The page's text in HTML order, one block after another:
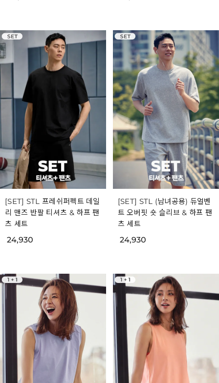
[SET] STL 프레쉬퍼펙트 데일
리 맨즈 반팔 티셔츠 & 하프 팬
츠 세트
24,930
[SET] STL (남녀공용) 듀얼벤
트 오버핏 숏 슬리브 & 하프 팬
츠 세트
24,930